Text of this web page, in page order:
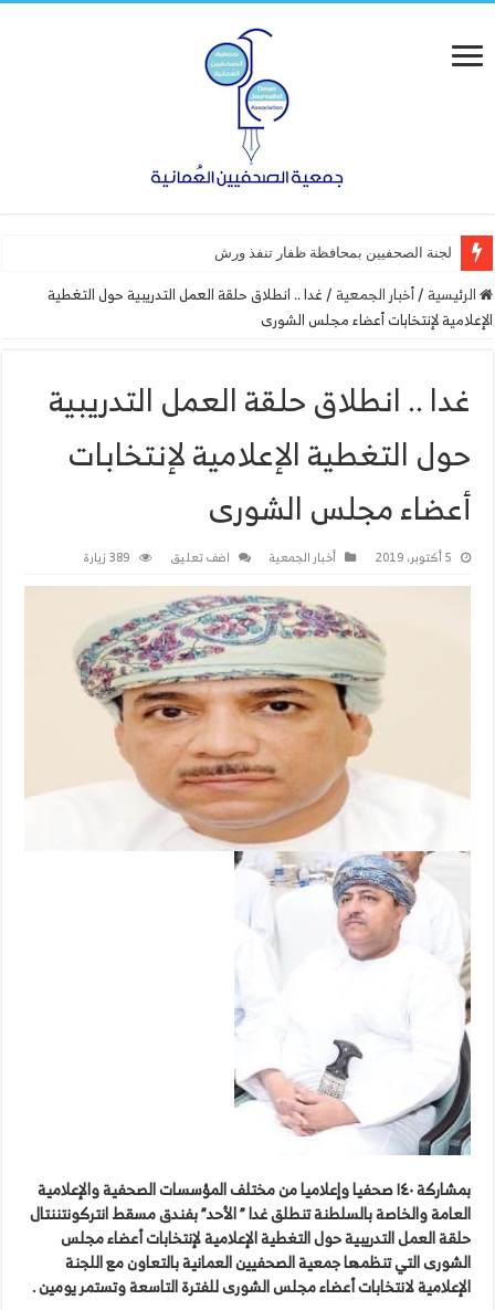
لجنة الصحفيين بمحافظة ظفار تنفذ ورشة عمل “أساسيات
الرئيسية /أخبار الجمعية /غدا .. انطلاق حلقة العمل التدريبية حول التغطية
الإعلامية لإنتخابات أعضاء مجلس الشورى
غدا .. انطلاق حلقة العمل التدريبية
حول التغطية الإعلامية لإنتخابات
أعضاء مجلس الشورى
5 أكتوبر، 2019 أخبار الجمعية اضف تعليق 389 زيارة
بمشاركة١٤٠صحفياوإعلاميامنمختلفالمؤسساتالصحفيةوالإعلامية
العامةوالخاصةبالسلطنةتنطلقغدا”الأحد”بفندقمسقطانتركونتننتال
حلقةالعملالتدريبيةحولالتغطيةالإعلاميةلإنتخاباتأعضاءمجلس
الشورىالتيتنظمهاجمعيةالصحفيينالعمانيةبالتعاونمعاللجنة
الإعلاميةلانتخاباتأعضاءمجلسالشورىللفترةالتاسعةوتستمريومين.